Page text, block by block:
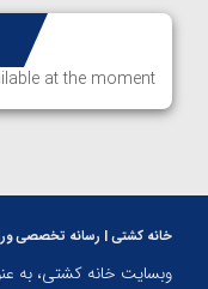
at the moment.
خانه کشتی | رسانه تخصصی
وبسایت خانه کشتی، به